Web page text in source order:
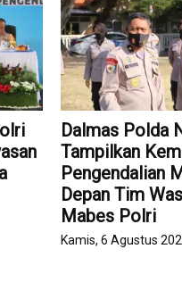
Dalmas Polda
Tampilkan
Pengendalian
Depan Tim
Mabes Polri
Kamis, 6 Agustus